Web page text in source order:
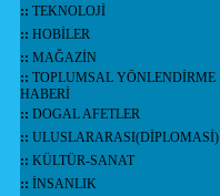
:: TEKNOLOJİ
:: HOBİLER
:: MAĞAZİN
:: TOPLUMSAL YÖNLENDİRME
HABERİ
:: DOGAL AFETLER
:: ULUSLARARASI(DİPLOMASİ)
:: KÜLTÜR-SANAT
:: İNSANLIK